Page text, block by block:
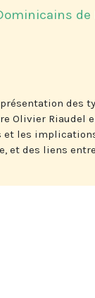
de
des
Olivier Riaudel
et les
et des liens